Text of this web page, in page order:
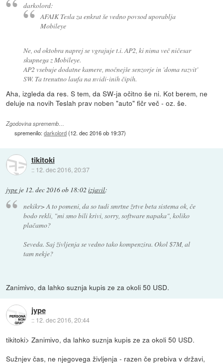
darkolord:
AFAIK Tesla za enkrat še vedno povsod uporablja
Mobileye
Ne, od oktobra naprej se vgrajuje t.i. AP2, ki nima več ničesar
skupnega z Mobileye.
AP2 vsebuje dodatne kamere, močnejše senzorje in 'doma razvit'
SW. Ta trenutno laufa na nvidi-inih čipih.
Aha, izgleda da res. S tem, da SW-ja očitno še ni. Kot berem, ne
deluje na novih Teslah prav noben "auto" fičr več - oz. še.
Zgodovina sprememb…
spremenilo:darkolord(12. dec 2016 ob 19:37)
tikitoki
:: 12. dec 2016, 20:37
jype je 12. dec 2016 ob 18:02 izjavil:
nekikr> A to pomeni, da so tudi smrtne žrtve beta sistema ok, če
bodo rekli, "mi smo bili krivi, sorry, software napaka", koliko
plačamo?
Seveda. Saj življenja se vedno tako kompenzira. Okol $7M, al
tam nekje?
Zanimivo, da lahko suznja kupis ze za okoli 50 USD.
jype
:: 12. dec 2016, 20:44
tikitoki> Zanimivo, da lahko suznja kupis ze za okoli 50 USD.
Sužnjev čas, ne njegovega življenja - razen če prebiva v državi,